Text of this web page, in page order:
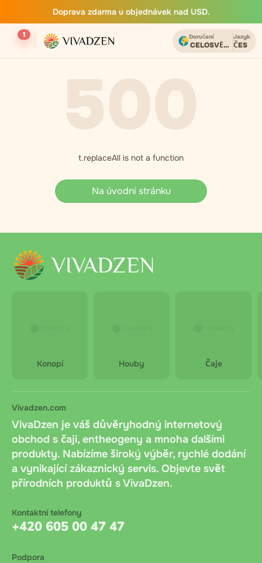
Doprava zdarma u objednávek nad USD.
1 Doručení
CELOSVĚTOVĚ
Jazyk
ČES
t.replaceAll is not a function
Na úvodní stránku
Konopí Houby Čaje
Vivadzen.com
VivaDzen je váš důvěryhodný internetový
obchod s čaji, entheogeny a mnoha dalšími
produkty. Nabízíme široký výběr, rychlé dodání
a vynikající zákaznický servis. Objevte svět
přírodních produktů s VivaDzen.
Kontaktní telefony
+420 605 00 47 47
Podpora